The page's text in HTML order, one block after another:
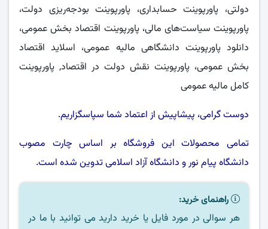
دولتی، پاورپوینت حسابداری، پاورپوینت بودجه‌ریزی دولت،
پاورپوینت سیاست‌های مالی، پاورپوینت اقتصاد بخش عمومی،
دانلود پاورپوینت دانشگاهی مالیه عمومی، اسلاید اقتصاد
بخش عمومی، پاورپوینت نقش دولت در اقتصاد, پاورپوینت
کامل مالیه عمومی
دوست گرامی، پیشاپیش از اعتماد شما سپاسگزاریم.
تمامی محصولات این فروشگاه بر اساس چارت مصوب
دانشگاه پیام نورو دانشگاه آزاد اسلامیتدوین شده است.
راهنمای خرید:
هر سوالی در مورد فایل یا خرید دارید می توانید با ما در